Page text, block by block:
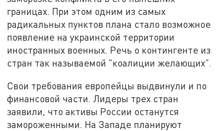
границах. При этом одним из самых
радикальных пунктов плана стало возможное
появление на украинской территории
иностранных военных. Речь о контингенте из
стран так называемой "коалиции желающих".
Свои требования европейцы выдвинули и по
финансовой части. Лидеры трех стран
заявили, что активы России останутся
замороженными. На Западе планируют